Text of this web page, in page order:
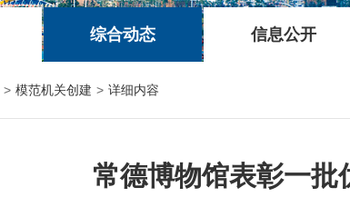
|
综合动态 信息公开
> 模范机关创建 > 详细内容
常德博物馆表彰一批